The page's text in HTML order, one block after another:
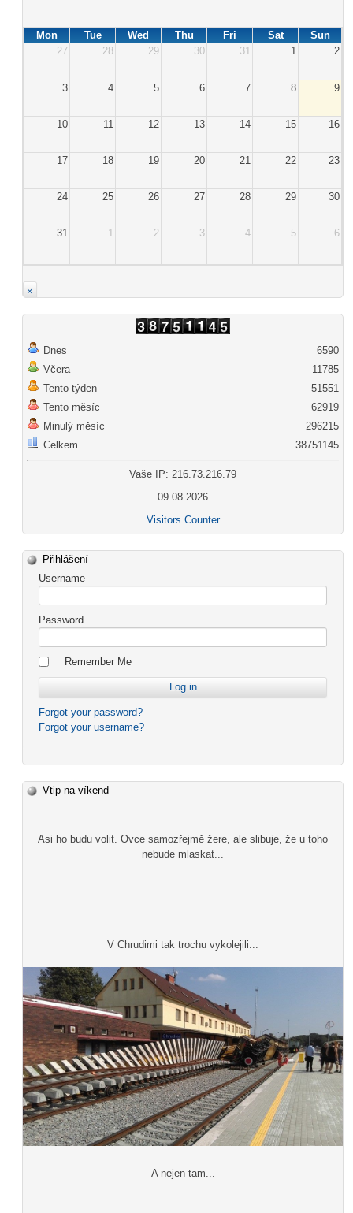
Mon Tue Wed Thu Fri Sat
Sun
27
28 29 30 31 1 2
3 4 5 6 7 8 9
10 11 12 13 14 15 16
17 18 19 20 21 22 23
24 25 26 27 28 29 30
31 1 2 3 4 5 6
×
Dnes
Včera
Tento týden
Tento měsíc
Minulý měsíc
Celkem
6590
11785
51551
62919
296215
38751145
Vaše IP: 216.73.216.79
09.08.2026
Visitors Counter
Přihlášení
Username
Password
Remember Me
Forgot your password?
Forgot your username?
Vtip na víkend
Asi ho budu volit. Ovce samozřejmě žere, ale slibuje, že u toho
nebude mlaskat...
V Chrudimi tak trochu vykolejili...
A nejen tam...